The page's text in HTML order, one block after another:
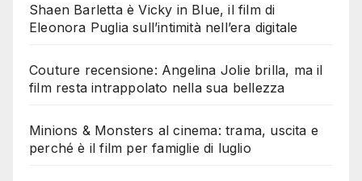
Shaen Barletta è Vicky in Blue, il film di
Eleonora Puglia sull’intimità nell’era digitale
Couture recensione: Angelina Jolie brilla, ma il
film resta intrappolato nella sua bellezza
Minions & Monsters al cinema: trama, uscita e
perché è il film per famiglie di luglio